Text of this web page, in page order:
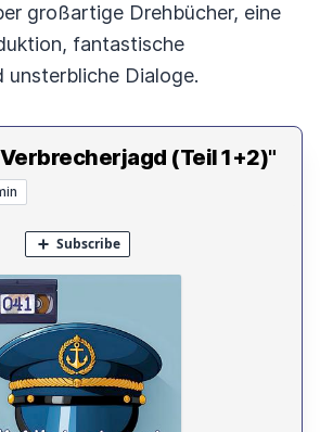
großartige Drehbücher, eine
fantastische
unsterbliche Dialoge.
(Teil 1+2)"